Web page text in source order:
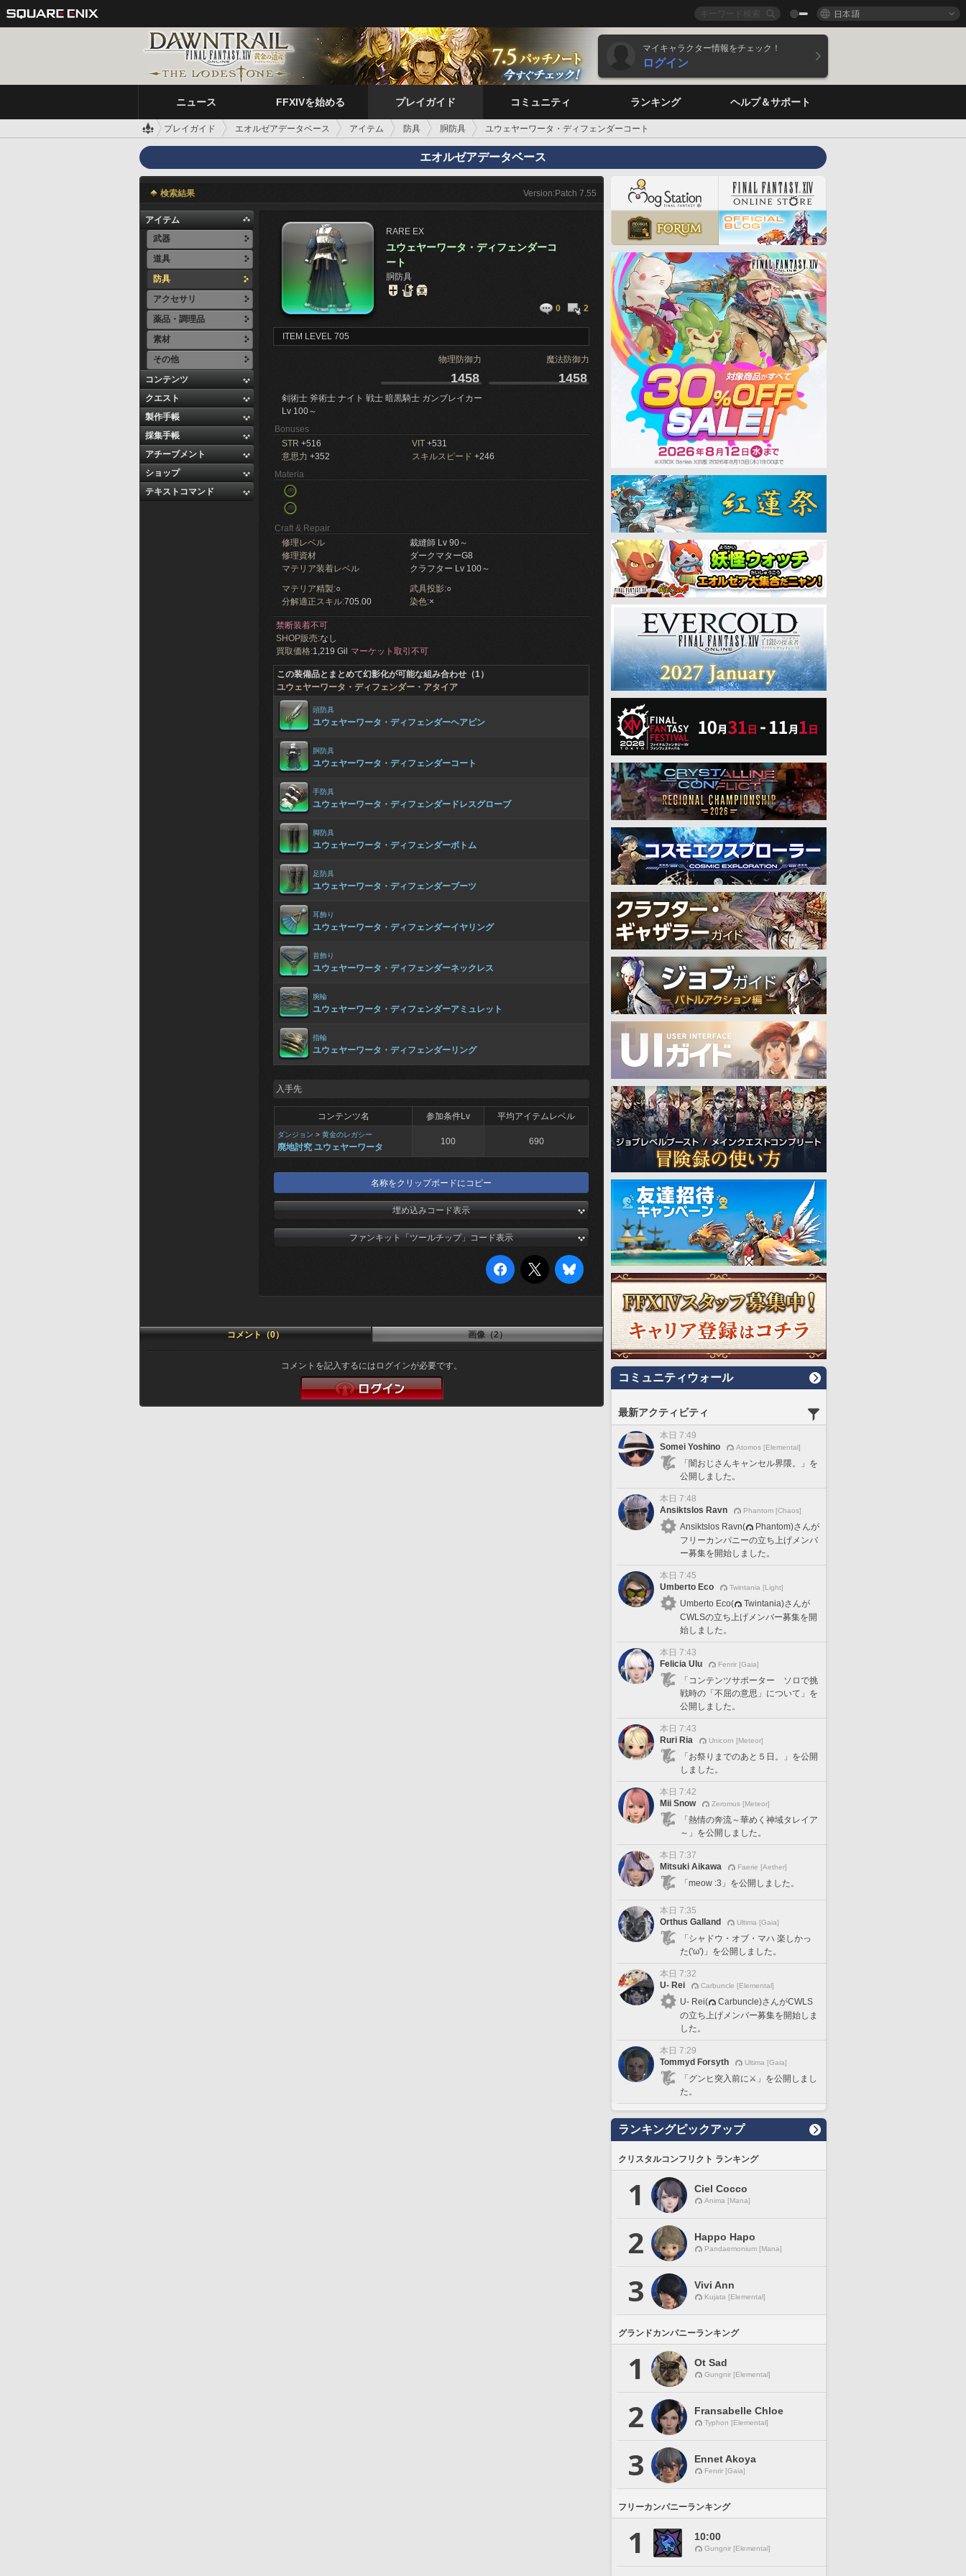
日本語
マイキャラクター情報をチェック！
ログイン
ニュース FFXIVを始める プレイガイド コミュニティ ランキング ヘルプ＆サポート
プレイガイド エオルゼアデータベース アイテム 防具 胴防具 ユウェヤーワータ・ディフェンダーコート
エオルゼアデータベース
検索結果 Version:Patch 7.55
アイテム
武器
道具
防具
アクセサリ
薬品・調理品
素材
その他
コンテンツ
クエスト
製作手帳
採集手帳
アチーブメント
ショップ
テキストコマンド
RARE EX
ユウェヤーワータ・ディフェンダーコ
ート
胴防具
0 2
ITEM LEVEL 705
物理防御力 魔法防御力
1458 1458
剣術士 斧術士 ナイト 戦士 暗黒騎士 ガンブレイカー
Lv 100～
Bonuses
STR +516 VIT +531
意思力 +352 スキルスピード +246
Materia
Craft & Repair
修理レベル
裁縫師 Lv 90～
修理資材
ダークマターG8
マテリア装着レベル
クラフター Lv 100～
マテリア精製:○ 武具投影:○
分解適正スキル:705.00 染色:×
禁断装着不可
SHOP販売:なし
買取価格:1,219 Gil マーケット取引不可
この装備品とまとめて幻影化が可能な組み合わせ（1）
ユウェヤーワータ・ディフェンダー・アタイア
頭防具
ユウェヤーワータ・ディフェンダーヘアピン
胴防具
ユウェヤーワータ・ディフェンダーコート
手防具
ユウェヤーワータ・ディフェンダードレスグローブ
脚防具
ユウェヤーワータ・ディフェンダーボトム
足防具
ユウェヤーワータ・ディフェンダーブーツ
耳飾り
ユウェヤーワータ・ディフェンダーイヤリング
首飾り
ユウェヤーワータ・ディフェンダーネックレス
腕輪
ユウェヤーワータ・ディフェンダーアミュレット
指輪
ユウェヤーワータ・ディフェンダーリング
入手先
コンテンツ名 参加条件Lv 平均アイテムレベル
ダンジョン > 黄金のレガシー
廃地討究 ユウェヤーワータ
100 690
名称をクリップボードにコピー
埋め込みコード表示
ファンキット「ツールチップ」コード表示
コメント（0） 画像（2）
コメントを記入するにはログインが必要です。
コミュニティウォール
最新アクティビティ
本日 7:49
Somei Yoshino
Atomos [Elemental]
「闇おじさんキャンセル界隈。」を
公開しました。
本日 7:48
Ansiktslos Ravn
Phantom [Chaos]
Ansiktslos Ravn(
Phantom)さんが
フリーカンパニーの立ち上げメンバ
ー募集を開始しました。
本日 7:45
Umberto Eco
Twintania [Light]
Umberto Eco(
Twintania)さんが
CWLSの立ち上げメンバー募集を開
始しました。
本日 7:43
Felicia Ulu
Fenrir [Gaia]
「コンテンツサポーター ソロで挑
戦時の「不屈の意思」について」を
公開しました。
本日 7:43
Ruri Ria
Unicorn [Meteor]
「お祭りまでのあと５日。」を公開
しました。
本日 7:42
Mii Snow
Zeromus [Meteor]
「熱情の奔流～華めく神域タレイア
～」を公開しました。
本日 7:37
Mitsuki Aikawa
Faerie [Aether]
「meow :3」を公開しました。
本日 7:35
Orthus Galland
Ultima [Gaia]
「シャドウ・オブ・マハ 楽しかっ
た('ω')」を公開しました。
本日 7:32
U- Rei
Carbuncle [Elemental]
U- Rei(
Carbuncle)さんがCWLS
の立ち上げメンバー募集を開始しま
した。
本日 7:29
Tommyd Forsyth
Ultima [Gaia]
「グンヒ突入前に⚔️」を公開しまし
た。
ランキングピックアップ
クリスタルコンフリクト ランキング
1 Ciel Cocco
Anima [Mana]
2 Happo Hapo
Pandaemonium [Mana]
3 Vivi Ann
Kujata [Elemental]
グランドカンパニーランキング
1 Ot Sad
Gungnir [Elemental]
2 Fransabelle Chloe
Typhon [Elemental]
3 Ennet Akoya
Fenrir [Gaia]
フリーカンパニーランキング
1 10:00
Gungnir [Elemental]